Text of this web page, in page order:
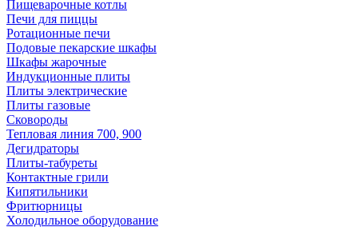
Пищеварочные котлы
Печи для пиццы
Ротационные печи
Подовые пекарские шкафы
Шкафы жарочные
Индукционные плиты
Плиты электрические
Плиты газовые
Сковороды
Тепловая линия 700, 900
Дегидраторы
Плиты-табуреты
Контактные грили
Кипятильники
Фритюрницы
Холодильное оборудование